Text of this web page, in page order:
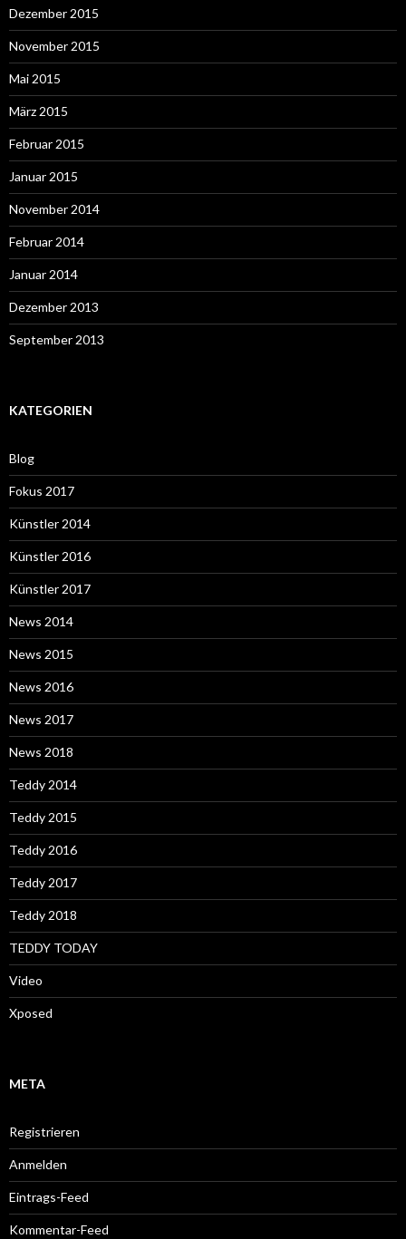
Dezember 2015
November 2015
Mai 2015
März 2015
Februar 2015
Januar 2015
November 2014
Februar 2014
Januar 2014
Dezember 2013
September 2013
KATEGORIEN
Blog
Fokus 2017
Künstler 2014
Künstler 2016
Künstler 2017
News 2014
News 2015
News 2016
News 2017
News 2018
Teddy 2014
Teddy 2015
Teddy 2016
Teddy 2017
Teddy 2018
TEDDY TODAY
Video
Xposed
META
Registrieren
Anmelden
Eintrags-Feed
Kommentar-Feed